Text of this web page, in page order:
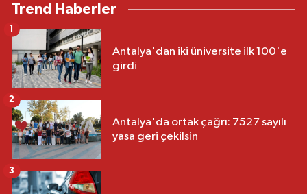
Trend Haberler
Antalya'dan iki üniversite ilk 100'e
girdi
1
Antalya'da ortak çağrı: 7527 sayılı
yasa geri çekilsin
2
3